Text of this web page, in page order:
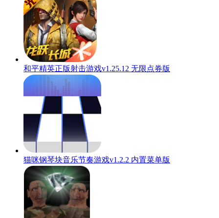
和平精英正版射击游戏v1.25.12 无限点券版
猫咪钢琴块音乐节奏游戏v1.2.2 内置菜单版